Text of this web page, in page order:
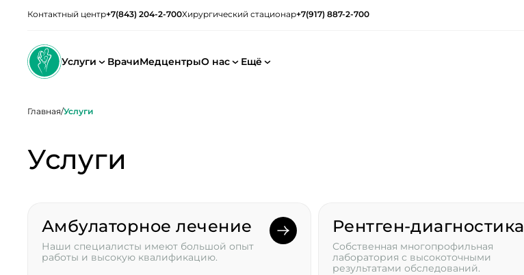
Контактный центр+7(843) 204-2-700Хирургический стационар+7(917) 887-2-700
Услуги ВрачиМедцентрыО нас Ещё
Главная/Услуги
Услуги
Амбулаторное лечение
Наши специалисты имеют большой опыт
работы и высокую квалификацию.
Рентген-диагностика
Собственная многопрофильная
лаборатория с высокоточными
результатами обследований.